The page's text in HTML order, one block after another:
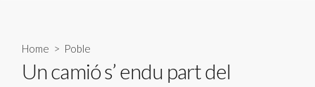
Home > Poble
Un camió s’ endu part del